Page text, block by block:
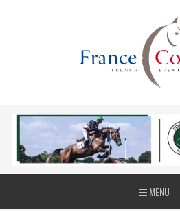
MENU
La journée du complet & le derby
indoor reviennent le 23 Janvier